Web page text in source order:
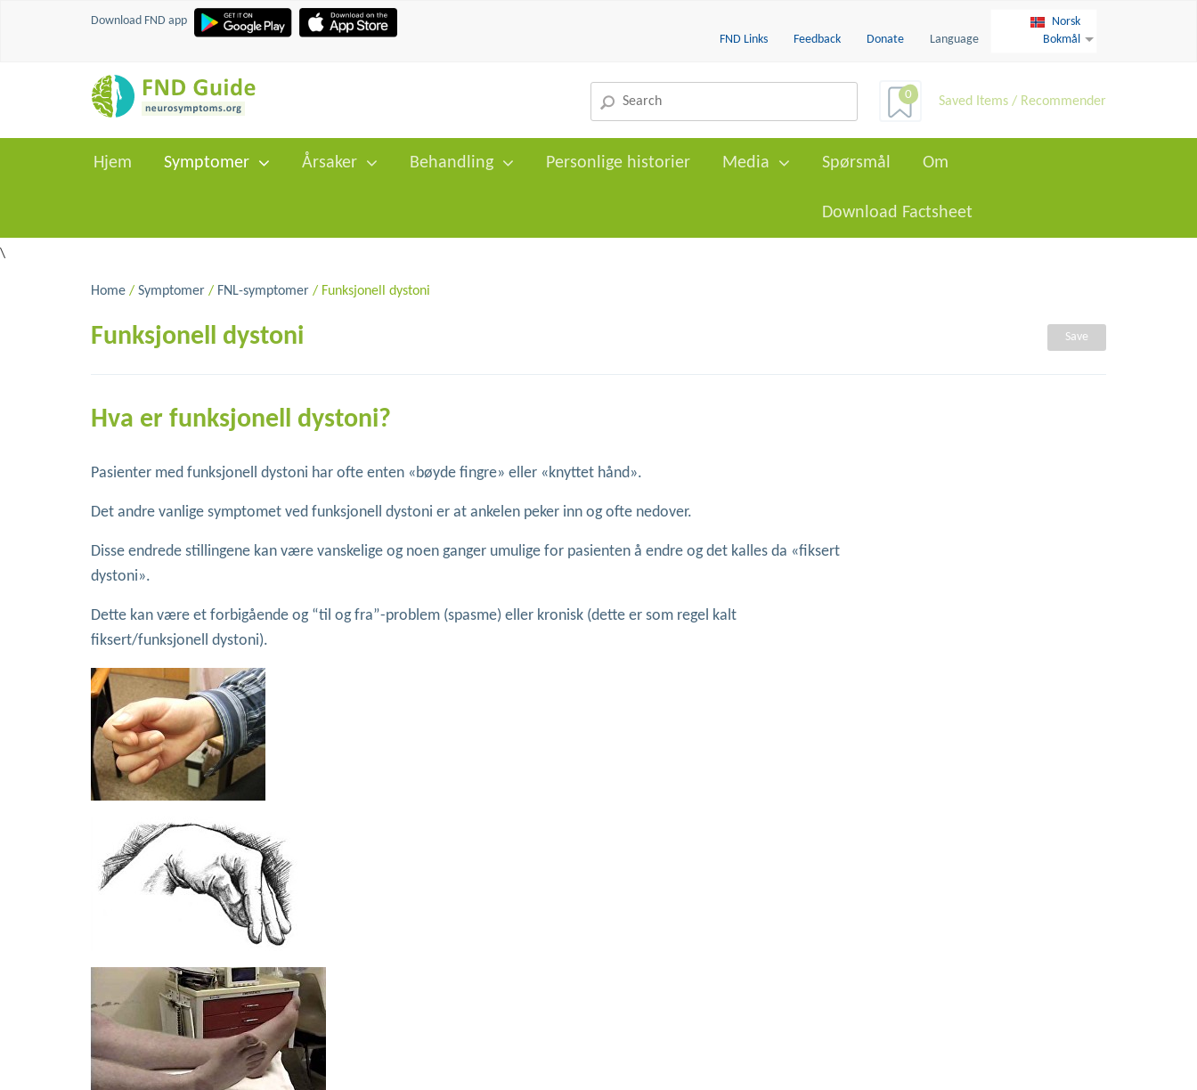
Download FND app
FND Links
Feedback Donate Language
Norsk
Bokmål
0 Saved Items / Recommender
Hjem Symptomer Årsaker Behandling Personlige historier Media Spørsmål Om
Download Factsheet
\
Home / Symptomer / FNL-symptomer / Funksjonell dystoni
Funksjonell dystoni Save
Hva er funksjonell dystoni?
Pasienter med funksjonell dystoni har ofte enten «bøyde fingre» eller «knyttet hånd».
Det andre vanlige symptomet ved funksjonell dystoni er at ankelen peker inn og ofte nedover.
Disse endrede stillingene kan være vanskelige og noen ganger umulige for pasienten å endre og det kalles da «fiksert
dystoni».
Dette kan være et forbigående og “til og fra”-problem (spasme) eller kronisk (dette er som regel kalt
fiksert/funksjonell dystoni).